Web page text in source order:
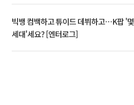
빅뱅 컴백하고 튜이드 데뷔하고⋯K팝 '몇
세대'세요? [엔터로그]